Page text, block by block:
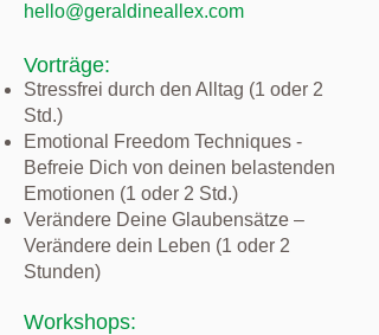
hello@geraldineallex.com
Vorträge:
Stressfrei durch den Alltag (1 oder 2
Std.)
Emotional Freedom Techniques -
Befreie Dich von deinen belastenden
Emotionen (1 oder 2 Std.)
Verändere Deine Glaubensätze –
Verändere dein Leben (1 oder 2
Stunden)
Workshops: